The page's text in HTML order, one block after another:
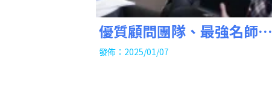
優質顧問團隊、最強名師陣
容｜留學代辦｜留學代辦推
發佈：2025/01/07